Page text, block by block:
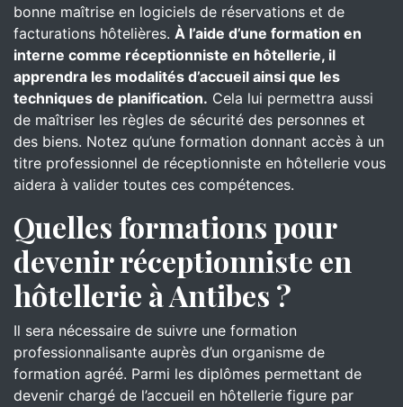
bonne maîtrise en logiciels de réservations et de
facturations hôtelières. À l’aide d’une formation en
interne comme réceptionniste en hôtellerie, il
apprendra les modalités d’accueil ainsi que les
techniques de planification. Cela lui permettra aussi
de maîtriser les règles de sécurité des personnes et
des biens. Notez qu’une formation donnant accès à un
titre professionnel de réceptionniste en hôtellerie vous
aidera à valider toutes ces compétences.
Quelles formations pour
devenir réceptionniste en
hôtellerie à Antibes ?
Il sera nécessaire de suivre une formation
professionnalisante auprès d’un organisme de
formation agréé. Parmi les diplômes permettant de
devenir chargé de l’accueil en hôtellerie figure par